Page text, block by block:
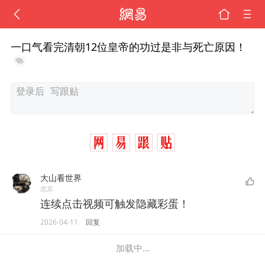
一口气看完清朝12位皇帝的功过是非与死亡原因！
大山看世界
北京
连续点击视频可触发隐藏彩蛋！
2026-04-11 回复
加载中...